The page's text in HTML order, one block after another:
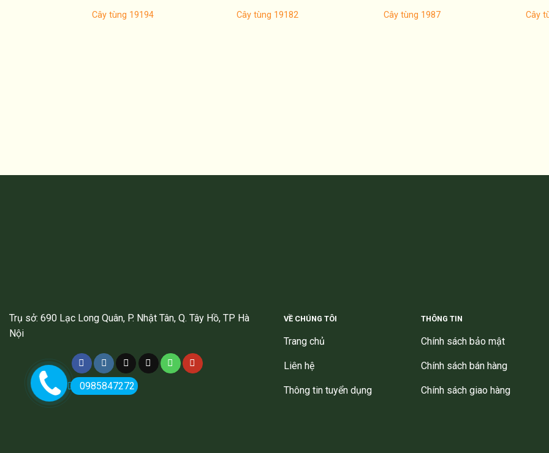
Cây tùng 19194 Cây tùng 19182 Cây tùng 1987 Cây
Trụ sở: 690 Lạc Long Quân, P. Nhật Tân, Q. Tây Hồ, TP Hà
Nội
VỀ CHÚNG TÔI
Trang chủ
Liên hệ
Thông tin tuyển dụng
THÔNG TIN
Chính sách bảo mật
Chính sách bán hàng
Chính sách giao hàng
0985847272